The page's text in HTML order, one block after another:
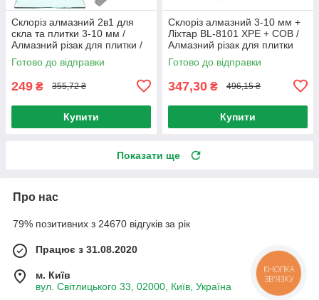
Склоріз алмазний 2в1 для
скла та плитки 3-10 мм /
Алмазний різак для плитки /
Верстат для плитки
Готово до відправки
249 ₴ 355,72 ₴
Купити
Склоріз алмазний 3-10 мм +
Ліхтар BL-8101 XPE + COB /
Алмазний різак для плитки
Готово до відправки
347,30 ₴ 496,15 ₴
Купити
Показати ще
Про нас
79% позитивних з 24670 відгуків за рік
Працює з 31.08.2020
м. Київ
вул. Світлицького 33, 02000, Київ, Україна
КНОПКА
ЗВ'ЯЗКУ